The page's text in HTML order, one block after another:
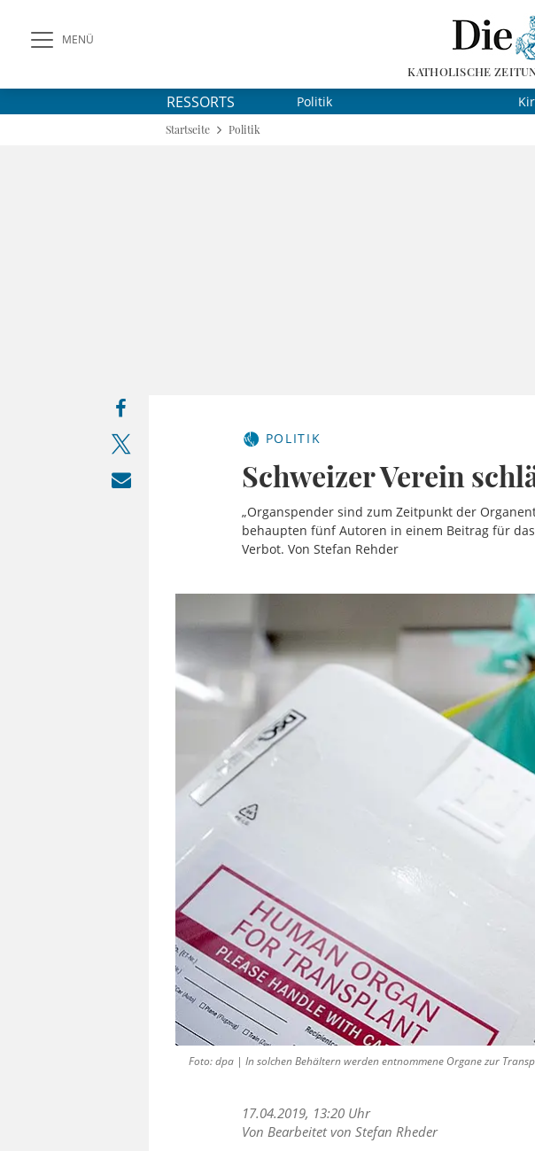
MENÜ
KATHOLISCHE
RESSORTS Politik
Startseite Politik
POLITIK
Schweizer Verein
„Organspender sind zum Zeitpunkt der
behaupten fünf Autoren in einem Beitrag für
Verbot. Von Stefan Rehder
Foto: dpa | In solchen Behältern werden entnommene Organe zur
17.04.2019, 13:20 Uhr
Von Bearbeitet von Stefan Rheder